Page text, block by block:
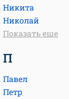
Никита
Николай
Показать еще
П
Павел
Петр